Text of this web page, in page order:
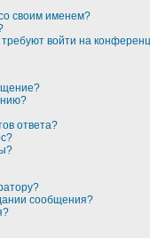
своим именем?
войти на
ответа?
сообщения?